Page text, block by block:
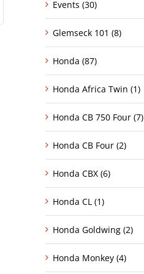
Events (30)
Glemseck 101 (8)
Honda (87)
Honda Africa Twin (1)
Honda CB 750 Four (7)
Honda CB Four (2)
Honda CBX (6)
Honda CL (1)
Honda Goldwing (2)
Honda Monkey (4)